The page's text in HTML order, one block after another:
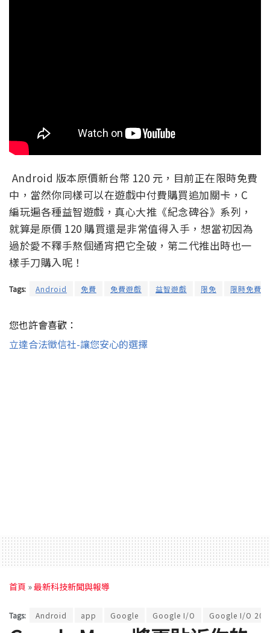
Android 版本原價新台幣 120 元，目前正在限時免費
中，當然你同樣可以在遊戲中付費購買追加關卡，C
編玩遍各種益智遊戲，真心大推《紀念碑谷》系列，
就算是原價 120 購買還是非常值得入手，想當初因為
過於愛不釋手熬個通宵把它全破，第二代推出時也一
樣手刀購入呢！
Tags: Android 免費 免費遊戲 益智遊戲 限免 限時免費
您也許會喜歡：
立達合法徵信社-讓您安心的選擇
首頁 »最新科技新聞與報導
Tags: Android app Google Google I/O Google I/O